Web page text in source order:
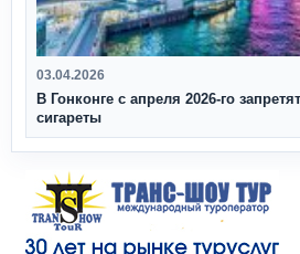
03.04.2026
В Гонконге с апреля 2026‑го
сигареты